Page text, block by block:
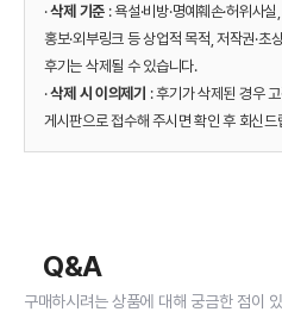
·삭제 기준 : 욕설·비방·명예훼손·허위사
홍보·외부링크 등 상업적 목적, 저작권·초
후기는 삭제될 수 있습니다.
·삭제 시 이의제기 : 후기가 삭제된 경우
게시판으로 접수해 주시면 확인 후 회신드
Q&A
구매하시려는 상품에 대해 궁금한 점이